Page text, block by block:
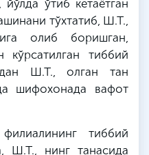
ўтиб кетаётган
тўхтатиб, Ш.Т.,
олиб боришган,
тиббий
Ш.Т., олган тан
шифохонада вафот
тиббий
Ш.Т., нинг танасида